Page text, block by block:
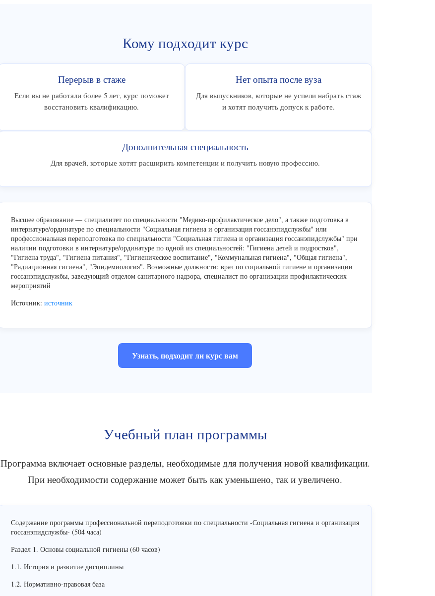
Кому подходит курс
Перерыв в стаже
Если вы не работали более 5 лет, курс поможет
восстановить квалификацию.
Нет опыта после вуза
Для выпускников, которые не успели набрать стаж
и хотят получить допуск к работе.
Дополнительная специальность
Для врачей, которые хотят расширить компетенции и получить новую профессию.
Высшее образование — специалитет по специальности "Медико-профилактическое дело", а также подготовка в
интернатуре/ординатуре по специальности "Социальная гигиена и организация госсанэпидслужбы" или
профессиональная переподготовка по специальности "Социальная гигиена и организация госсанэпидслужбы" при
наличии подготовки в интернатуре/ординатуре по одной из специальностей: "Гигиена детей и подростков",
"Гигиена труда", "Гигиена питания", "Гигиеническое воспитание", "Коммунальная гигиена", "Общая гигиена",
"Радиационная гигиена", "Эпидемиология". Возможные должности: врач по социальной гигиене и организации
госсанэпидслужбы, заведующий отделом санитарного надзора, специалист по организации профилактических
мероприятий
Источник: источник
Узнать, подходит ли курс вам
Учебный план программы
Программа включает основные разделы, необходимые для получения новой квалификации.
При необходимости содержание может быть как уменьшено, так и увеличено.
Содержание программы профессиональной переподготовки по специальности -Социальная гигиена и организация
госсанэпидслужбы- (504 часа)
Раздел 1. Основы социальной гигиены (60 часов)
1.1. История и развитие дисциплины
1.2. Нормативно-правовая база